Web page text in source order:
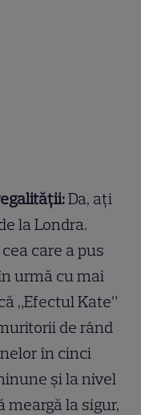
Da, ați
la Londra.
care a pus
urmă cu mai
„Efectul Kate”
de rând
în cinci
și la nivel
meargă la sigur,